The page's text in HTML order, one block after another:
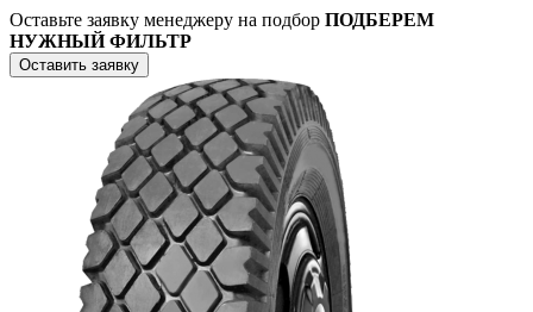
Оставьте заявку менеджеру на подбор ПОДБЕРЕМ
НУЖНЫЙ ФИЛЬТР
Оставить заявку